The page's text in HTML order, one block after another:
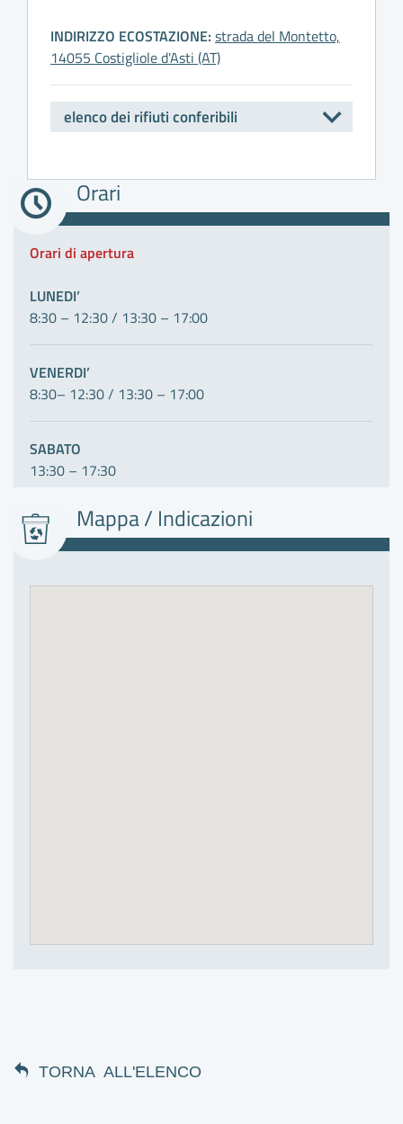
INDIRIZZO ECOSTAZIONE: strada del Montetto,
14055 Costigliole d'Asti (AT)
elenco dei rifiuti conferibili
C
C
C
Orari
Orari di apertura
LUNEDI’
8:30 – 12:30 / 13:30 – 17:00
VENERDI’
8:30– 12:30 / 13:30 – 17:00
SABATO
13:30 – 17:30
Mappa / Indicazioni
TORNA ALL'ELENCO